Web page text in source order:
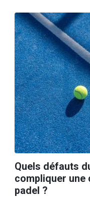
Quels défauts
compliquer
padel ?